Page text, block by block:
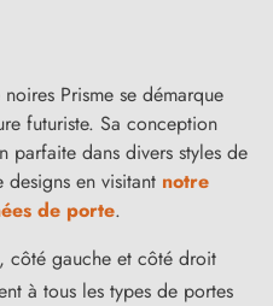
Prisme se démarque
futuriste. Sa conception
parfaite dans divers styles de
en visitant notre
de porte.
côté gauche et côté droit
à tous les types de portes